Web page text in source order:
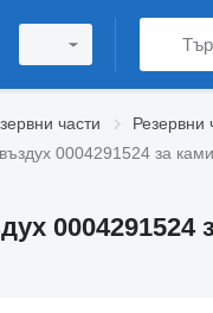
части Резервни
0004291524 за
0004291524